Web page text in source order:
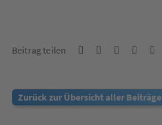
Beitrag teilen
Zurück zur Übersicht aller Beiträge